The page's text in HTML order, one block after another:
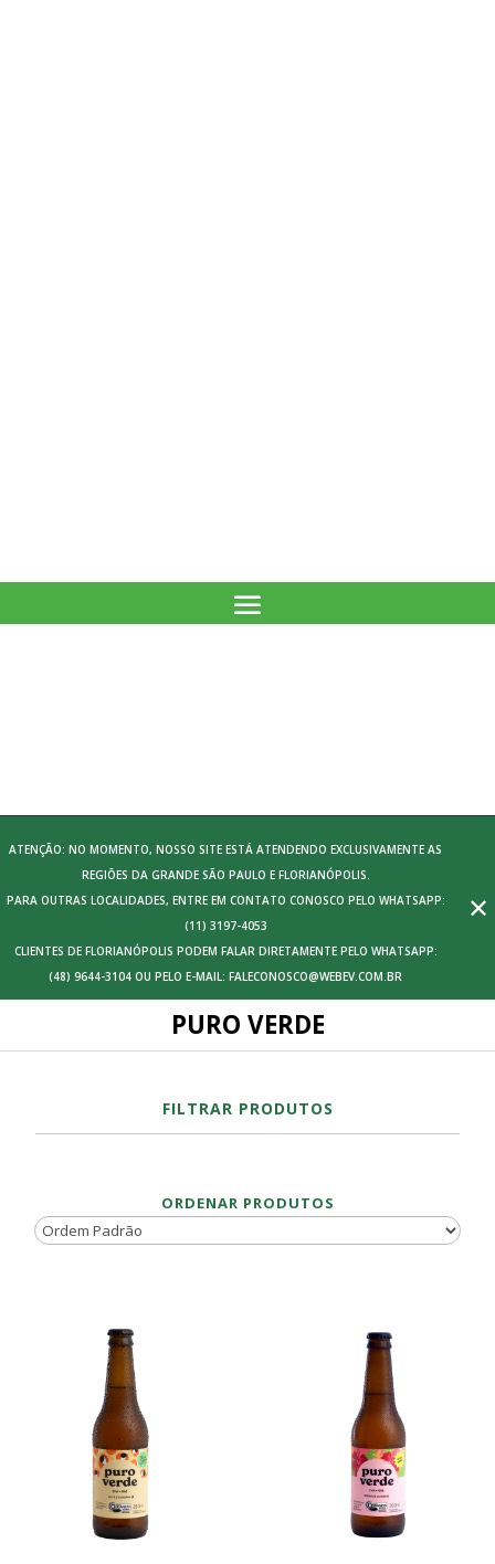
ATENÇÃO: NO MOMENTO, NOSSO SITE ESTÁ ATENDENDO EXCLUSIVAMENTE AS
REGIÕES DA GRANDE SÃO PAULO E FLORIANÓPOLIS.
PARA OUTRAS LOCALIDADES, ENTRE EM CONTATO CONOSCO PELO WHATSAPP:
(11) 3197-4053
CLIENTES DE FLORIANÓPOLIS PODEM FALAR DIRETAMENTE PELO WHATSAPP:
(48) 9644-3104 OU PELO E-MAIL: FALECONOSCO@WEBEV.COM.BR
✕
PURO VERDE
FILTRAR PRODUTOS